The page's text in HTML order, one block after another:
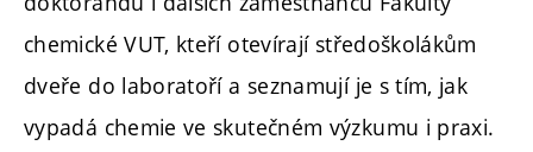
chemické VUT, kteří otevírají středoškolákům
dveře do laboratoří a seznamují je s tím, jak
vypadá chemie ve skutečném výzkumu i praxi.